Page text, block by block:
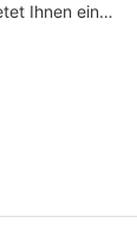
Ihnen eine